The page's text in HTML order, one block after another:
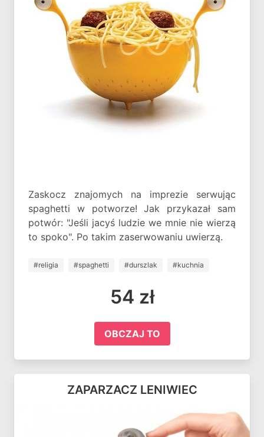
Zaskocz znajomych na imprezie serwując
spaghetti w potworze! Jak przykazał sam
potwór: "Jeśli jacyś ludzie we mnie nie wierzą
to spoko". Po takim zaserwowaniu uwierzą.
#religia #spaghetti #durszlak #kuchnia
54 zł
OBCZAJ TO
ZAPARZACZ LENIWIEC